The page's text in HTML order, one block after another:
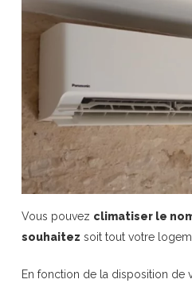
Vous pouvez climatiser le
souhaitez soit tout votre
En fonction de la disposition de